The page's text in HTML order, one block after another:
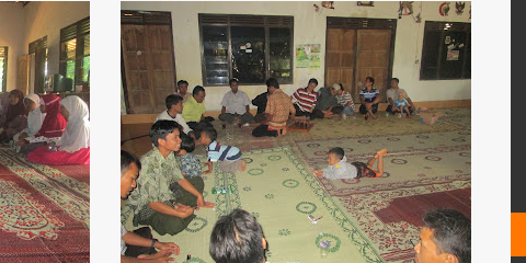
wonogir, 25 april 1978
Islam
GTY
PAI
TTL Wonogiri,23 Maret 1982
AGAMA
STAT
GTK
Kepala Sekolah